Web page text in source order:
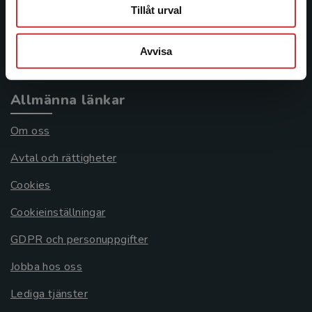
Tillåt urval
Avvisa
Köpvillkor
Allmänna länkar
Om oss
Avtal och rättigheter
Cookies
Cookieinställningar
GDPR och personuppgifter
Jobba hos oss
Lediga tjänster